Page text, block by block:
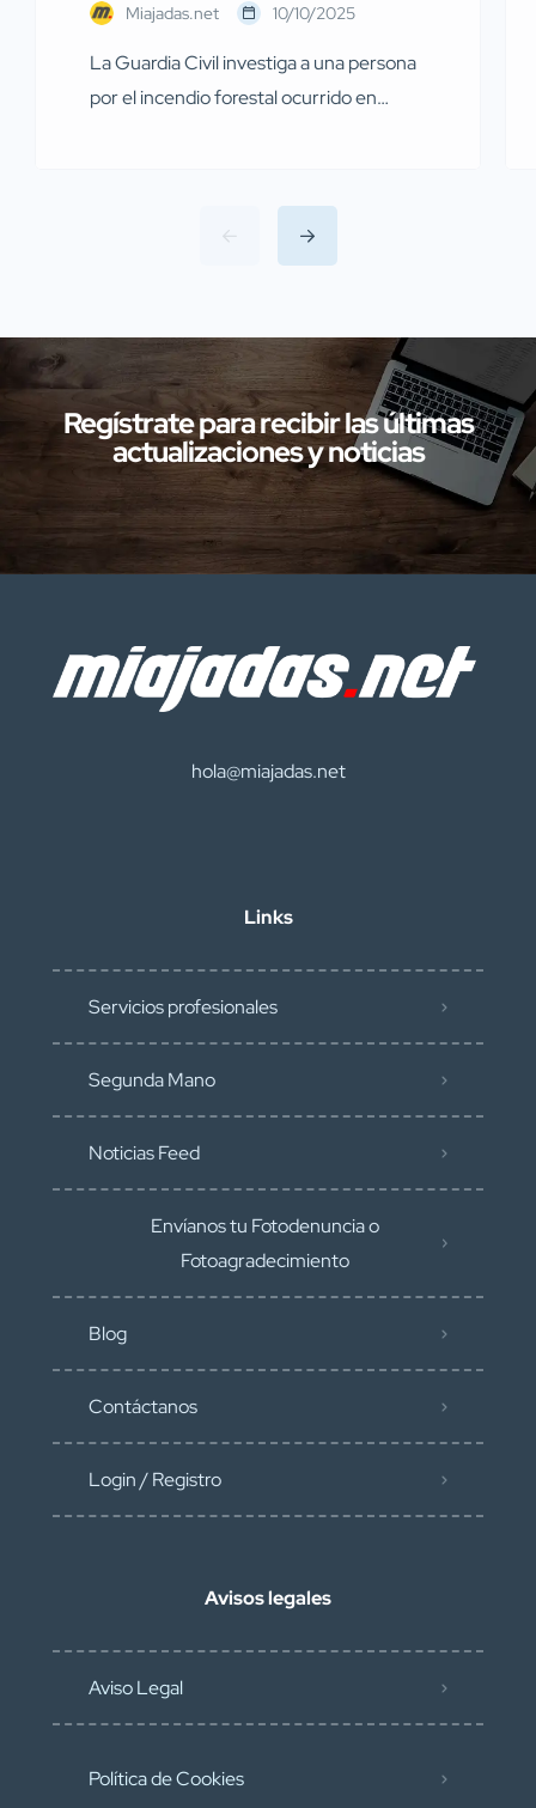
Miajadas.net 10/10/2025
La Guardia Civil investiga a una persona
por el incendio forestal ocurrido en
Servicio de Protección de la Naturaleza
(SEPRONA) de la Comandancia de
Cáceres han llevado a cabo
de la provincia de Cáceres relacionadas
con presuntos delitos […]
Regístrate para recibir las últimas
actualizaciones y noticias
hola@miajadas.net
Links
Servicios profesionales
Segunda Mano
Noticias Feed
Envíanos tu Fotodenuncia o
Fotoagradecimiento
Blog
Contáctanos
Login / Registro
Avisos legales
Aviso Legal
Política de Cookies